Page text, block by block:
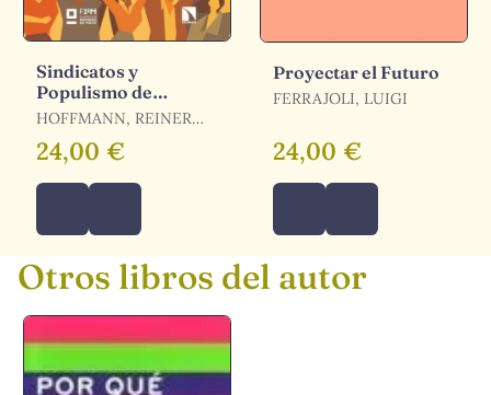
Sindicatos y
Populismo de
Derechas en Europa
HOFFMANN, REINER
(ED.) / MEINARDUS,
MARC
24,00 €
Proyectar el Futuro
FERRAJOLI, LUIGI
24,00 €
Otros libros del autor